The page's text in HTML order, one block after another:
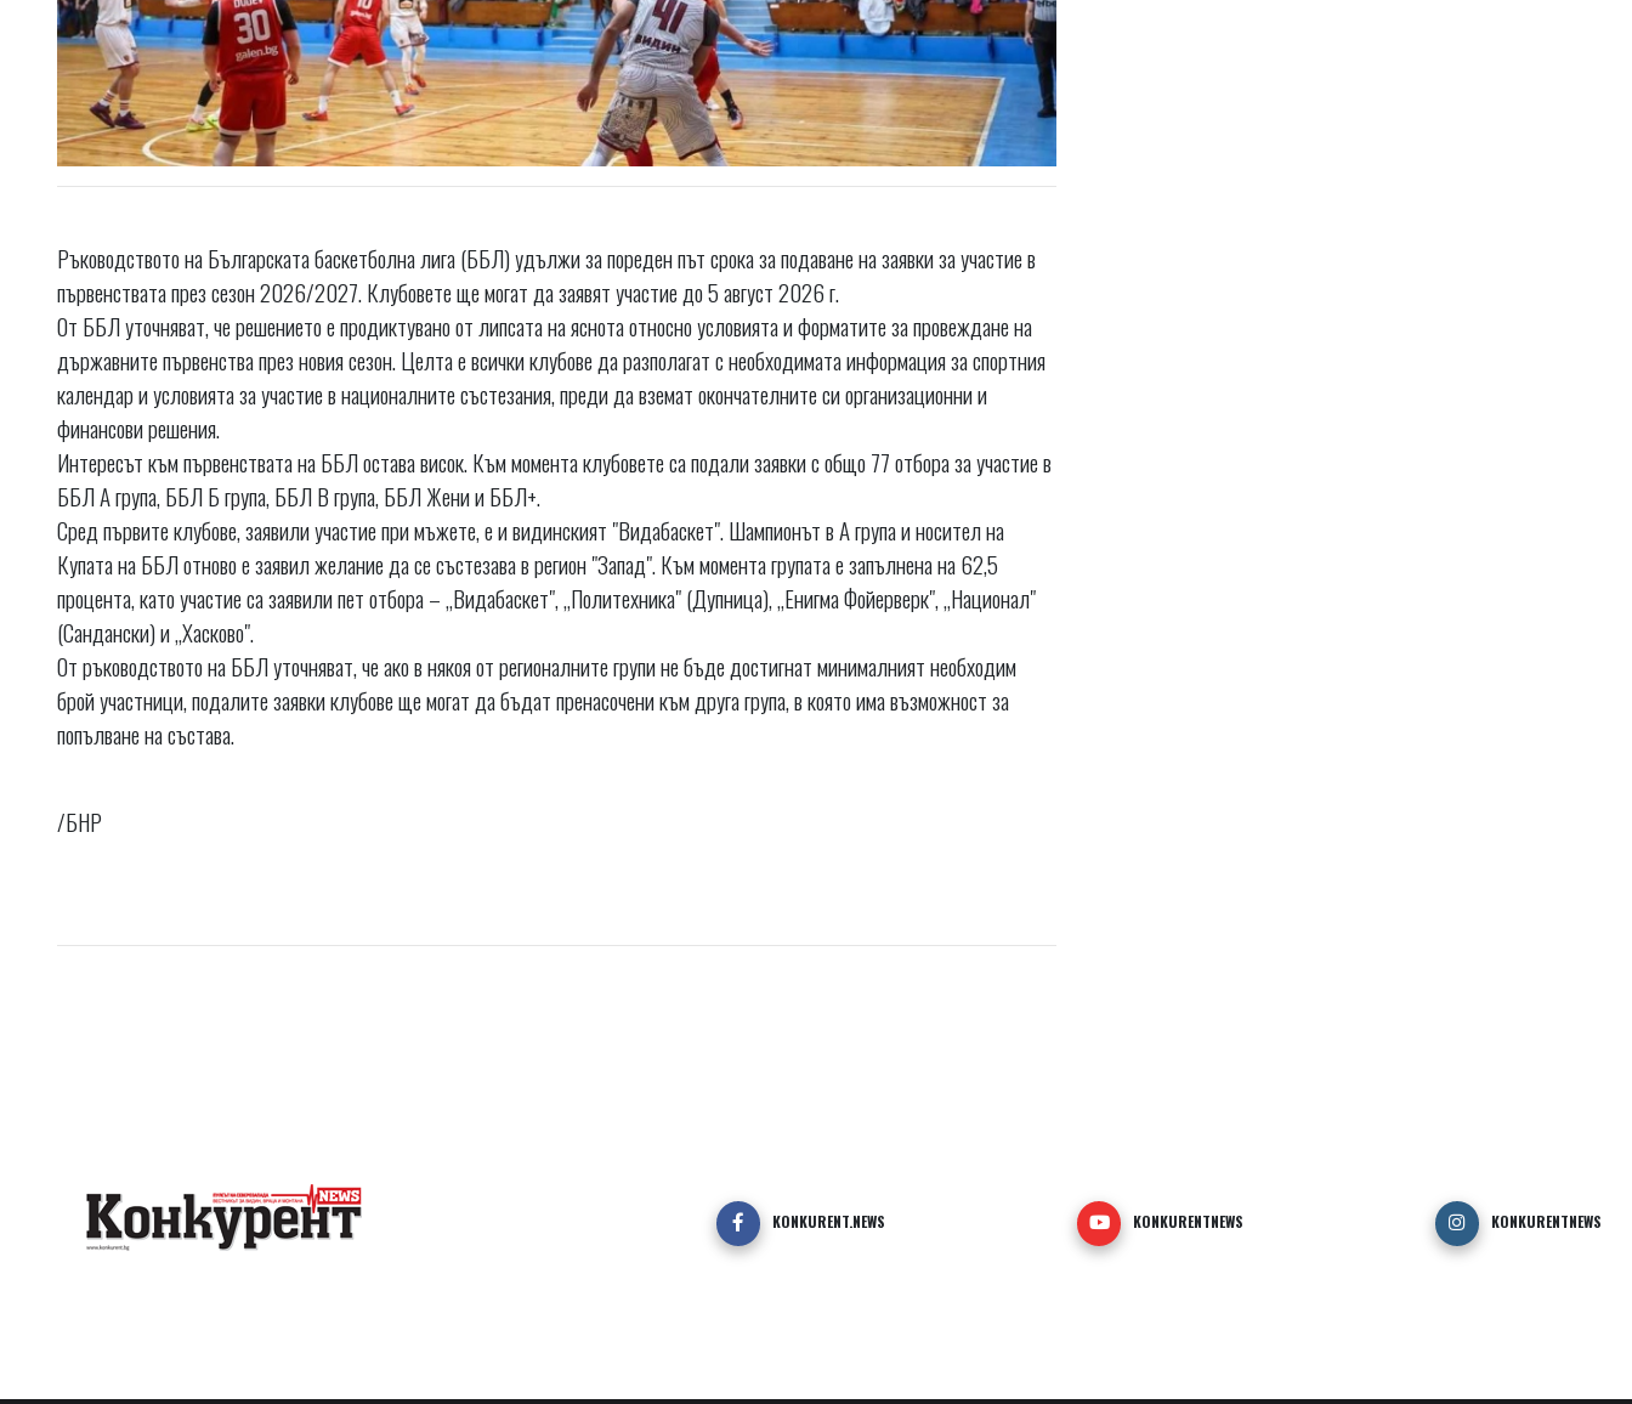
Ръководството на Българската баскетболна лига (ББЛ) удължи за пореден път срока за подаване на заявки за участие в
първенствата през сезон 2026/2027. Клубовете ще могат да заявят участие до 5 август 2026 г.
От ББЛ уточняват, че решението е продиктувано от липсата на яснота относно условията и форматите за провеждане на
държавните първенства през новия сезон. Целта е всички клубове да разполагат с необходимата информация за спортния
календар и условията за участие в националните състезания, преди да вземат окончателните си организационни и
финансови решения.
Интересът към първенствата на ББЛ остава висок. Към момента клубовете са подали заявки с общо 77 отбора за участие в
ББЛ А група, ББЛ Б група, ББЛ В група, ББЛ Жени и ББЛ+.
Сред първите клубове, заявили участие при мъжете, е и видинският "Видабаскет". Шампионът в А група и носител на
Купата на ББЛ отново е заявил желание да се състезава в регион "Запад". Към момента групата е запълнена на 62,5
процента, като участие са заявили пет отбора – „Видабаскет", „Политехника" (Дупница), „Енигма Фойерверк", „Национал"
(Сандански) и „Хасково".
От ръководството на ББЛ уточняват, че ако в някоя от регионалните групи не бъде достигнат минималният необходим
брой участници, подалите заявки клубове ще могат да бъдат пренасочени към друга група, в която има възможност за
попълване на състава.
/БНР
KONKURENT.NEWS KONKURENTNEWS KONKURENTNEWS